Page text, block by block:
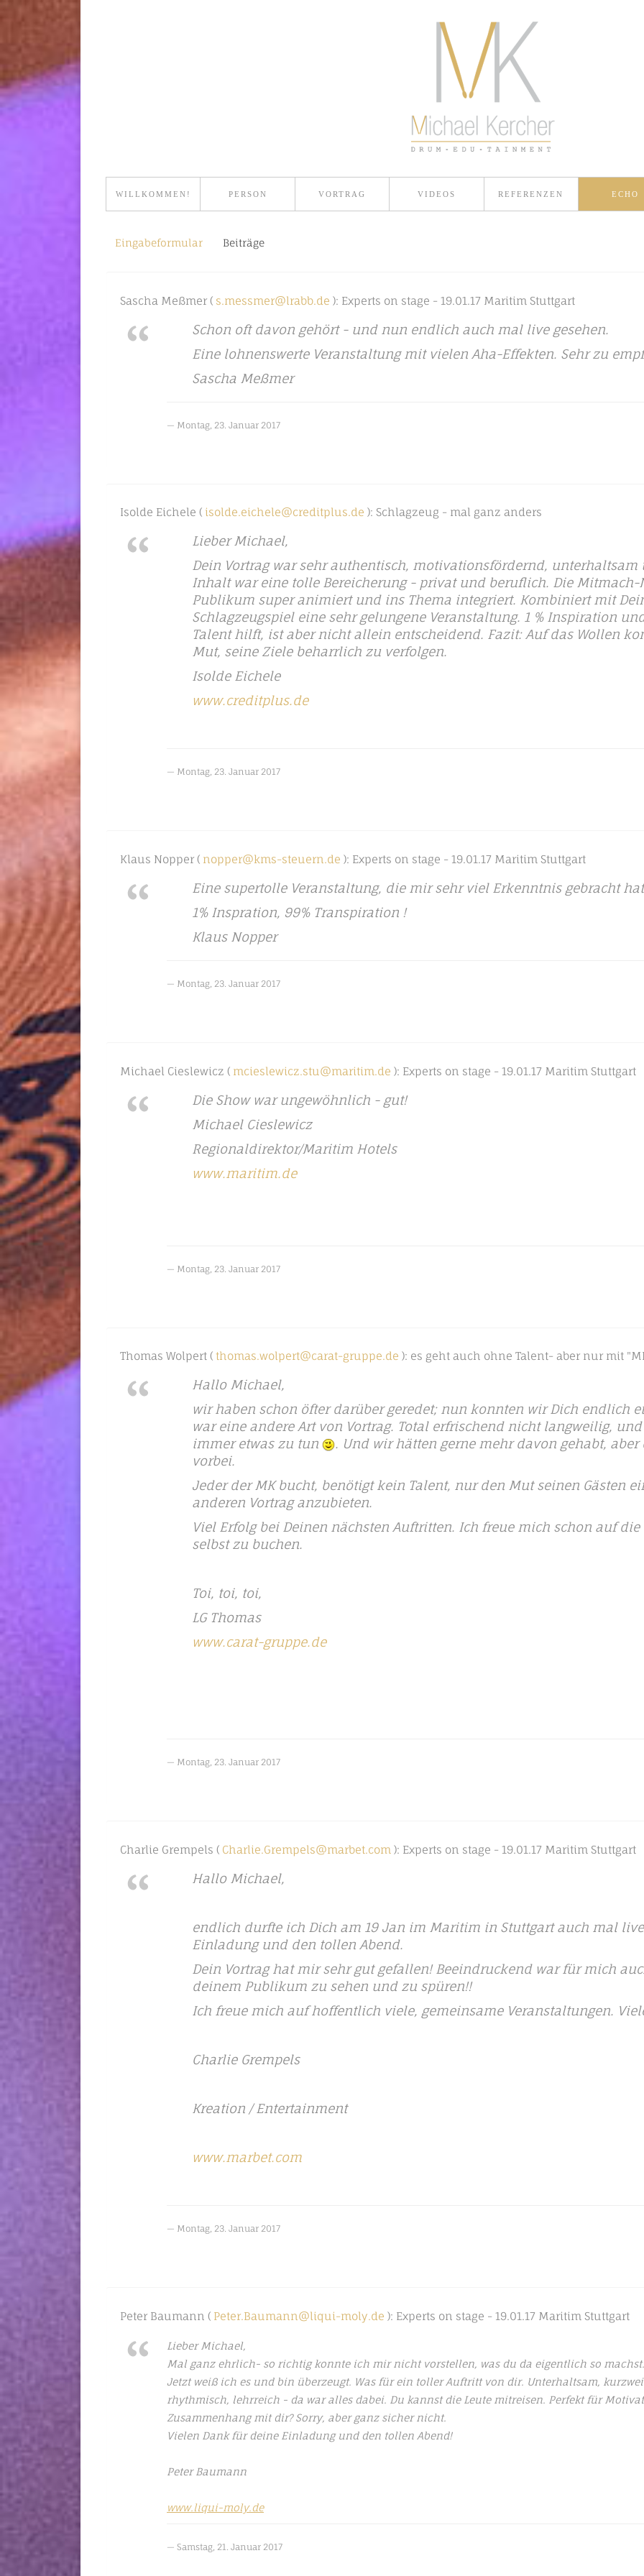
WILLKOMMEN! PERSON VORTRAG VIDEOS REFERENZEN ECHO
Eingabeformular Beiträge
Sascha Meßmer ( s.messmer@lrabb.de ): Experts on stage - 19.01.17 Maritim Stuttgart
Schon oft davon gehört - und nun endlich auch mal live gesehen.
Eine lohnenswerte Veranstaltung mit vielen Aha-Effekten. Sehr zu
Sascha Meßmer
Montag, 23. Januar 2017
Isolde Eichele ( isolde.eichele@creditplus.de ): Schlagzeug - mal ganz anders
Lieber Michael,
Dein Vortrag war sehr authentisch, motivationsfördernd, unterhaltsam
Inhalt war eine tolle Bereicherung - privat und beruflich. Die
Publikum super animiert und ins Thema integriert. Kombiniert mit
Schlagzeugspiel eine sehr gelungene Veranstaltung. 1 % Inspiration
Talent hilft, ist aber nicht allein entscheidend. Fazit: Auf das Wollen
Mut, seine Ziele beharrlich zu verfolgen.
Isolde Eichele
www.creditplus.de
Montag, 23. Januar 2017
Klaus Nopper ( nopper@kms-steuern.de ): Experts on stage - 19.01.17 Maritim Stuttgart
Eine supertolle Veranstaltung, die mir sehr viel Erkenntnis gebracht
1% Inspration, 99% Transpiration !
Klaus Nopper
Montag, 23. Januar 2017
Michael Cieslewicz ( mcieslewicz.stu@maritim.de ): Experts on stage - 19.01.17 Maritim Stuttgart
Die Show war ungewöhnlich - gut!
Michael Cieslewicz
Regionaldirektor/Maritim Hotels
www.maritim.de
Montag, 23. Januar 2017
Thomas Wolpert ( thomas.wolpert@carat-gruppe.de ): es geht auch ohne Talent- aber nur mit
Hallo Michael,
wir haben schon öfter darüber geredet; nun konnten wir Dich endlich
war eine andere Art von Vortrag. Total erfrischend nicht langweilig,
immer etwas zu tun
. Und wir hätten gerne mehr davon gehabt,
vorbei.
Jeder der MK bucht, benötigt kein Talent, nur den Mut seinen Gästen
anderen Vortrag anzubieten.
Viel Erfolg bei Deinen nächsten Auftritten. Ich freue mich schon auf
selbst zu buchen.
Toi, toi, toi,
LG Thomas
www.carat-gruppe.de
Montag, 23. Januar 2017
Charlie Grempels ( Charlie.Grempels@marbet.com ): Experts on stage - 19.01.17 Maritim Stuttgart
Hallo Michael,
endlich durfte ich Dich am 19 Jan im Maritim in Stuttgart auch mal
Einladung und den tollen Abend.
Dein Vortrag hat mir sehr gut gefallen! Beeindruckend war für mich
deinem Publikum zu sehen und zu spüren!!
Ich freue mich auf hoffentlich viele, gemeinsame Veranstaltungen.
Charlie Grempels
Kreation / Entertainment
www.marbet.com
Montag, 23. Januar 2017
Peter Baumann ( Peter.Baumann@liqui-moly.de ): Experts on stage - 19.01.17 Maritim Stuttgart
Lieber Michael,
Mal ganz ehrlich- so richtig konnte ich mir nicht vorstellen, was du da eigentlich so machst.
Jetzt weiß ich es und bin überzeugt. Was für ein toller Auftritt von dir. Unterhaltsam,
rhythmisch, lehrreich - da war alles dabei. Du kannst die Leute mitreisen. Perfekt für
Zusammenhang mit dir? Sorry, aber ganz sicher nicht.
Vielen Dank für deine Einladung und den tollen Abend!
Peter Baumann
www.liqui-moly.de
Samstag, 21. Januar 2017